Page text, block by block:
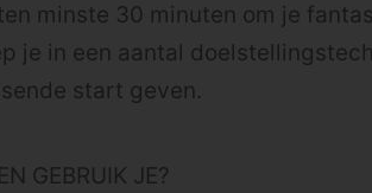
minste 30 minuten om je
je in een aantal
start geven.
GEBRUIK JE?